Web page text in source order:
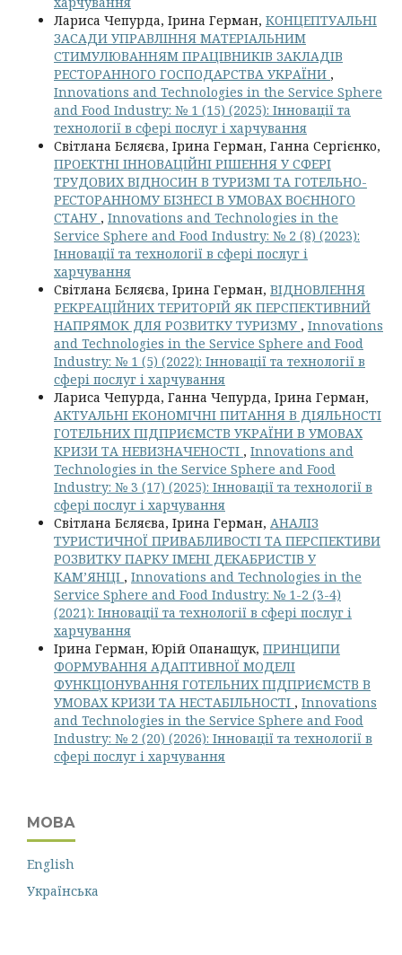
Лариса Чепурда, Ірина Герман, КОНЦЕПТУАЛЬНІ
ЗАСАДИ УПРАВЛІННЯ МАТЕРІАЛЬНИМ
СТИМУЛЮВАННЯМ ПРАЦІВНИКІВ ЗАКЛАДІВ
РЕСТОРАННОГО ГОСПОДАРСТВА УКРАЇНИ ,
Innovations and Technologies in the Service Sphere
and Food Industry: № 1 (15) (2025): Інновації та
технології в сфері послуг і харчування
Світлана Бєляєва, Ірина Герман, Ганна Сергієнко,
ПРОЕКТНІ ІННОВАЦІЙНІ РІШЕННЯ У СФЕРІ
ТРУДОВИХ ВІДНОСИН В ТУРИЗМІ ТА ГОТЕЛЬНО-
РЕСТОРАННОМУ БІЗНЕСІ В УМОВАХ ВОЄННОГО
СТАНУ , Innovations and Technologies in the
Service Sphere and Food Industry: № 2 (8) (2023):
Інновації та технології в сфері послуг і
харчування
Світлана Бєляєва, Ірина Герман, ВІДНОВЛЕННЯ
РЕКРЕАЦІЙНИХ ТЕРИТОРІЙ ЯК ПЕРСПЕКТИВНИЙ
НАПРЯМОК ДЛЯ РОЗВИТКУ ТУРИЗМУ , Innovations
and Technologies in the Service Sphere and Food
Industry: № 1 (5) (2022): Інновації та технології в
сфері послуг і харчування
Лариса Чепурда, Ганна Чепурда, Ірина Герман,
АКТУАЛЬНІ ЕКОНОМІЧНІ ПИТАННЯ В ДІЯЛЬНОСТІ
ГОТЕЛЬНИХ ПІДПРИЄМСТВ УКРАЇНИ В УМОВАХ
КРИЗИ ТА НЕВИЗНАЧЕНОСТІ , Innovations and
Technologies in the Service Sphere and Food
Industry: № 3 (17) (2025): Інновації та технології в
сфері послуг і харчування
Світлана Бєляєва, Ірина Герман, АНАЛІЗ
ТУРИСТИЧНОЇ ПРИВАБЛИВОСТІ ТА ПЕРСПЕКТИВИ
РОЗВИТКУ ПАРКУ ІМЕНІ ДЕКАБРИСТІВ У
КАМ’ЯНЦІ , Innovations and Technologies in the
Service Sphere and Food Industry: № 1-2 (3-4)
(2021): Інновації та технології в сфері послуг і
харчування
Ірина Герман, Юрій Опанащук, ПРИНЦИПИ
ФОРМУВАННЯ АДАПТИВНОЇ МОДЕЛІ
ФУНКЦІОНУВАННЯ ГОТЕЛЬНИХ ПІДПРИЄМСТВ В
УМОВАХ КРИЗИ ТА НЕСТАБІЛЬНОСТІ , Innovations
and Technologies in the Service Sphere and Food
Industry: № 2 (20) (2026): Інновації та технології в
сфері послуг і харчування
МОВА
English
Українська